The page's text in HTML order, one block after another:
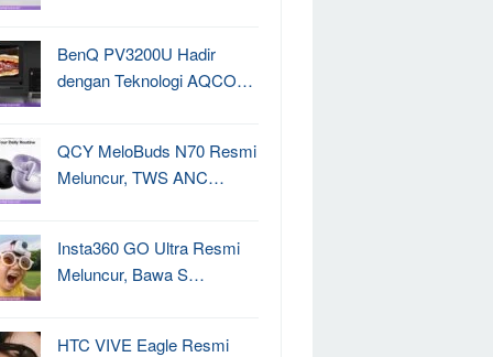
BenQ PV3200U Hadir
dengan Teknologi AQCO…
QCY MeloBuds N70 Resmi
Meluncur, TWS ANC…
Insta360 GO Ultra Resmi
Meluncur, Bawa S…
HTC VIVE Eagle Resmi